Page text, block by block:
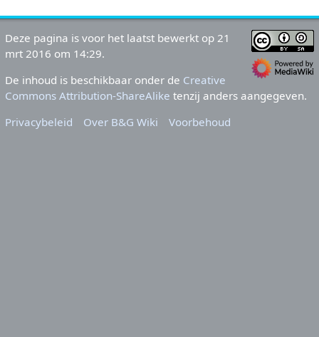
Deze pagina is voor het laatst bewerkt op 21
mrt 2016 om 14:29.
De inhoud is beschikbaar onder de Creative
Commons Attribution-ShareAlike tenzij anders aangegeven.
Privacybeleid
Over B&G Wiki Voorbehoud